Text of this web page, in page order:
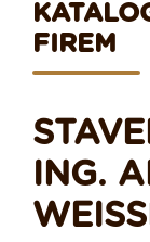
FIREM
ING.